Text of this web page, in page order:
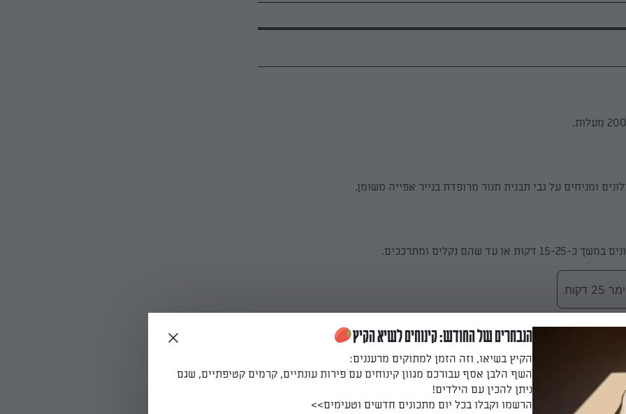
ומניחים על גבי תבנית תנור מרופדת בנייר אפייה משומן.
או עד שהם נקלים ומתרככים.
דקות
ומניחים לקירור בטמפרטורת החדר.
הנבחרים של החודש: קינוחים לשיא הקיץ
הקיץ בשיאו, וזה הזמן למתוקים מרעננים:
השף הלבן אסף עבורכם מגוון קינוחים עם פירות עונתיים, קרמים קטיפתיים, שגם
ניתן להכין עם הילדים!
הרשמו וקבלו בכל יום מתכונים חדשים וטעימים>>